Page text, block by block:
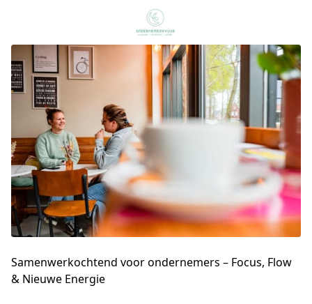
Samenwerkochtend voor ondernemers – Focus, Flow
& Nieuwe Energie